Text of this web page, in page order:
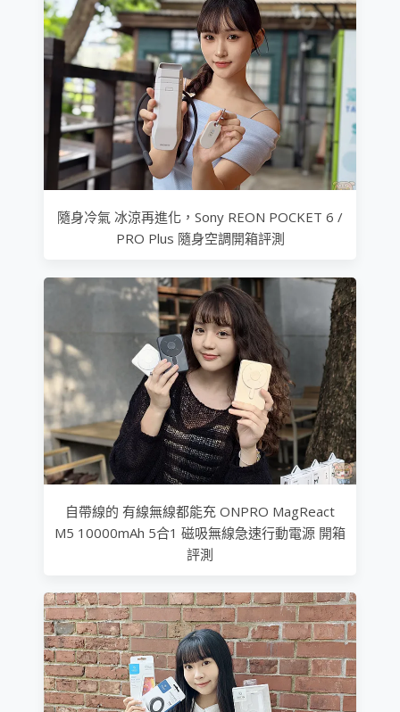
隨身冷氣 冰涼再進化，Sony REON POCKET 6 /
PRO Plus 隨身空調開箱評測
自帶線的 有線無線都能充 ONPRO MagReact
M5 10000mAh 5合1 磁吸無線急速行動電源 開箱
評測